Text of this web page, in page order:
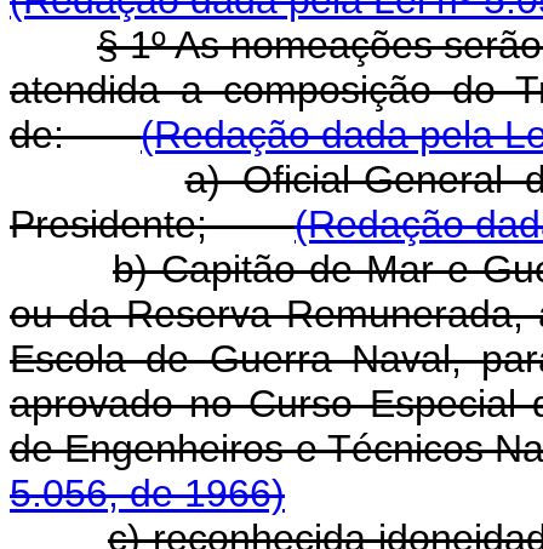
§ 1º As nomeações
atendida a composição do
de:(Redação dada pela
a) Oficial-General
Presidente;(Redação
b) Capitão-de-Mar-e-
ou da Reserva
Escola de Guerra Naval,
aprovado no Curso
de Engenheiros e
5.056, de 1966)
c) reconhecida